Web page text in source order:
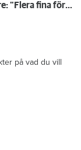
Kompisdealen blev verklighet – 40 år senare: "Flera fina fördelar med att dela bostad"
på vad du vill